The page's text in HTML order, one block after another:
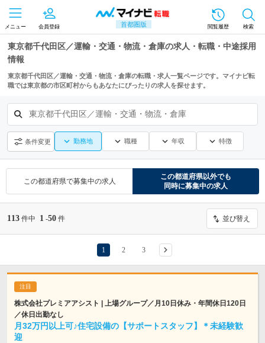
首都圏版
メニュー 会員登録 閲覧履歴 検索
東京都千代田区／運輸・交通・物流・倉庫の求人・転職・中途採用
情報
東京都千代田区／運輸・交通・物流・倉庫の転職・求人一覧ページです。マイナビ転
職では東京都の市区町村からもあなたにぴったりの求人を探せます。
東京都千代田区／運輸・交通・物流・倉庫
条件変更 勤務地 職種 年収 特徴
この都道府県で募集中の求人
この都道府県以外でも
同時に募集中の求人
113 件中 1 -50 件 並び替え
1 2 3
株式会社プレミアアシスト | 上場グループ／月10日休み・年間休日120日
／休日出勤なし
月32万円以上可♪住宅設備の【サポートスタッフ】＊未経験歓
迎